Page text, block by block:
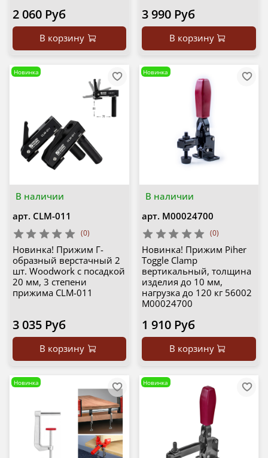
2 060 Руб
В корзину
3 990 Руб
В корзину
В наличии
Новинка
арт. CLM-011
(0)
Новинка! Прижим Г-
образный верстачный 2
шт. Woodwork с посадкой
20 мм, 3 степени
прижима CLM-011
3 035 Руб
В корзину
В наличии
Новинка
арт. М00024700
(0)
Новинка! Прижим Piher
Toggle Clamp
вертикальный, толщина
изделия до 10 мм,
нагрузка до 120 кг 56002
М00024700
1 910 Руб
В корзину
Новинка Новинка